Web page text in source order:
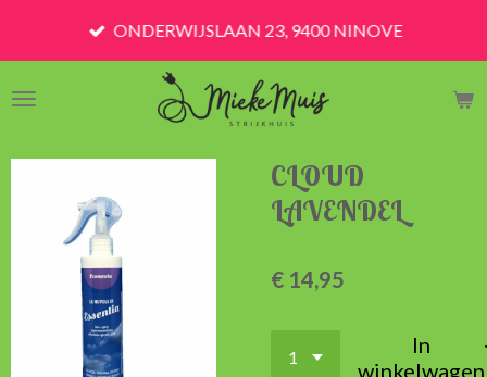
de
ONDERWIJSLAAN 23, 9400 NINOVE
CLOUD
LAVENDEL
€ 14,95
In
winkelwagen